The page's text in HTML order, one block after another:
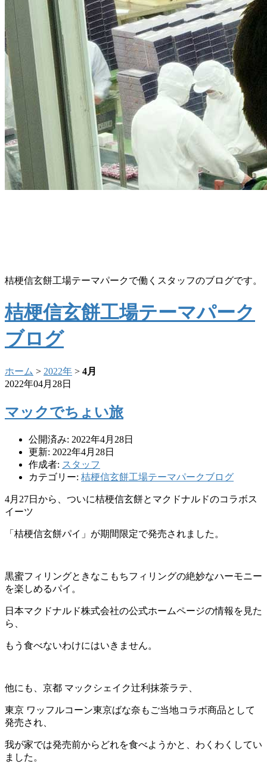
桔梗信玄餅工場テーマパークで働くスタッフのブログです。
桔梗信玄餅工場テーマパーク
ブログ
ホーム > 2022年 > 4月
2022年04月28日
マックでちょい旅
公開済み: 2022年4月28日
更新: 2022年4月28日
作成者: スタッフ
カテゴリー: 桔梗信玄餅工場テーマパークブログ
4月27日から、ついに桔梗信玄餅とマクドナルドのコラボス
イーツ
「桔梗信玄餅パイ」が期間限定で発売されました。
黒蜜フィリングときなこもちフィリングの絶妙なハーモニー
を楽しめるパイ。
日本マクドナルド株式会社の公式ホームページの情報を見た
ら、
もう食べないわけにはいきません。
他にも、京都 マックシェイク辻利抹茶ラテ、
東京 ワッフルコーン東京ばな奈もご当地コラボ商品として
発売され、
我が家では発売前からどれを食べようかと、わくわくしてい
ました。